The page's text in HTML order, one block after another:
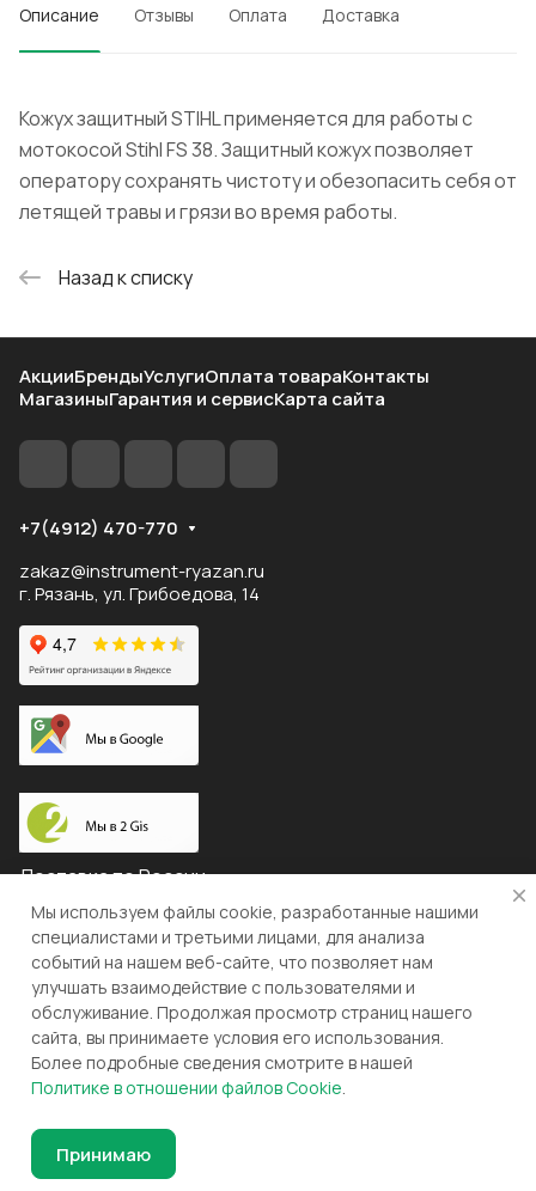
Описание Отзывы Оплата Доставка
Кожух защитный STIHL применяется для работы с
мотокосой Stihl FS 38. Защитный кожух позволяет
оператору сохранять чистоту и обезопасить себя от
летящей травы и грязи во время работы.
Назад к списку
Главная Каталог
АкцииБрендыУслугиОплата товараКонтакты
МагазиныГарантия и сервисКарта сайта
+7(4912) 470-770
zakaz@instrument-ryazan.ru
г. Рязань, ул. Грибоедова, 14
Доставка по России
© 2026 "ЛЕВША"
Конфиденциальность
Оферта
Разработка и поддержка gianit.ru
Мы используем файлы cookie, разработанные нашими
специалистами и третьими лицами, для анализа
событий на нашем веб-сайте, что позволяет нам
улучшать взаимодействие с пользователями и
обслуживание. Продолжая просмотр страниц нашего
сайта, вы принимаете условия его использования.
Более подробные сведения смотрите в нашей
Политике в отношении файлов Cookie.
Принимаю